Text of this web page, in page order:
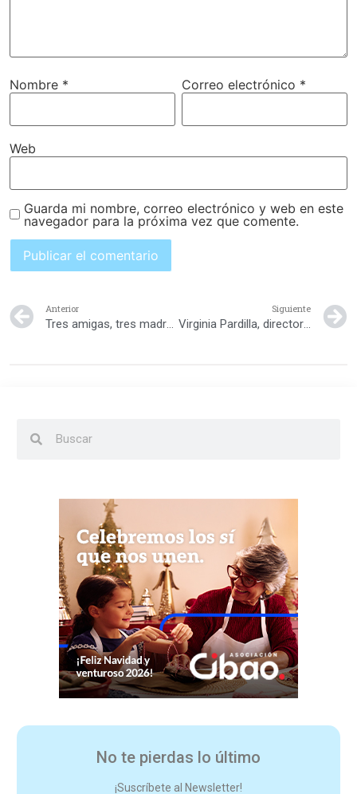
Nombre * Correo electrónico *
Web
Guarda mi nombre, correo electrónico y web en este
navegador para la próxima vez que comente.
Anterior
Tres amigas, tres madres, tres maestras: un sueño
Siguiente
Virginia Pardilla, directora del Montessori Learning Center
No te pierdas lo último
¡Suscríbete al Newsletter!